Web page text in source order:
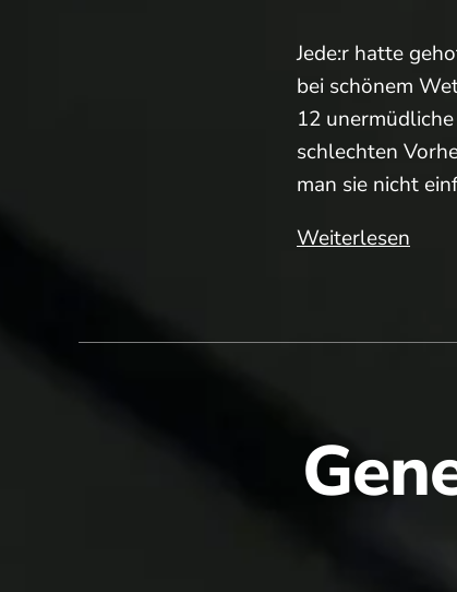
Jede:r hatte
bei schönem
12
schlechten
man sie nicht
Weiterlesen
das